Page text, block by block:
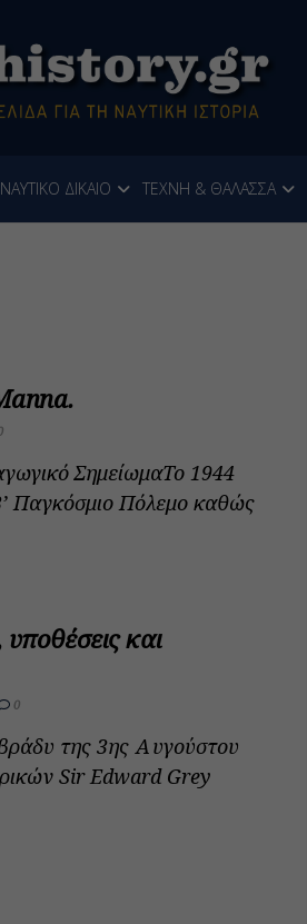
ΝΑΥΤΙΚΟ ΔΙΚΑΙΟ ΤΕΧΝΗ & ΘΑΛΑΣΣΑ
ΣημείωμαΤο 1944
Παγκόσμιο Πόλεμο καθώς
και
0
της 3ης Αυγούστου
Sir Edward Grey